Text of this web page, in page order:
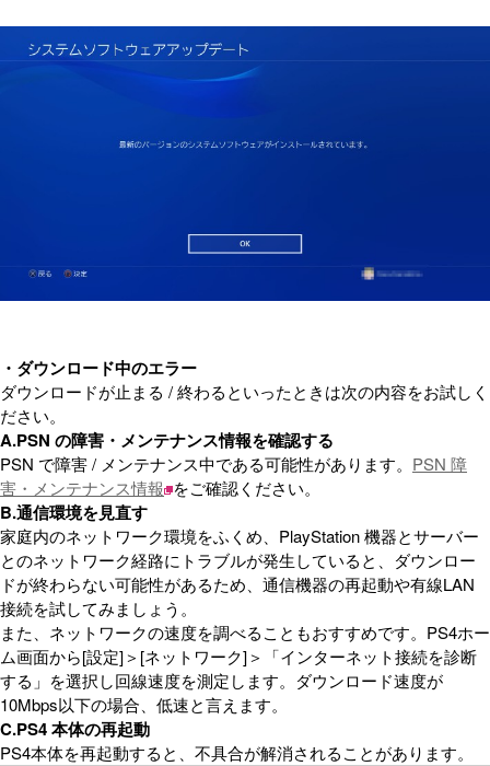
・ダウンロード中のエラー
ダウンロードが止まる / 終わるといったときは次の内容をお試しく
ださい。
A.PSN の障害・メンテナンス情報を確認する
PSN で障害 / メンテナンス中である可能性があります。 PSN 障
害・メンテナンス情報 をご確認ください。
B.通信環境を見直す
家庭内のネットワーク環境をふくめ、PlayStation 機器とサーバー
とのネットワーク経路にトラブルが発生していると、ダウンロー
ドが終わらない可能性があるため、通信機器の再起動や有線LAN
接続を試してみましょう。
また、ネットワークの速度を調べることもおすすめです。PS4ホー
ム画面から[設定]＞[ネットワーク]＞「インターネット接続を診断
する」を選択し回線速度を測定します。ダウンロード速度が
10Mbps以下の場合、低速と言えます。
C.PS4 本体の再起動
PS4本体を再起動すると、不具合が解消されることがあります。